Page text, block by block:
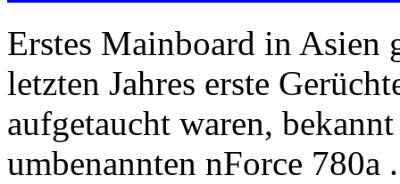
Erstes Mainboard in Asien
letzten Jahres erste
aufgetaucht waren,
umbenannten nForce 780a